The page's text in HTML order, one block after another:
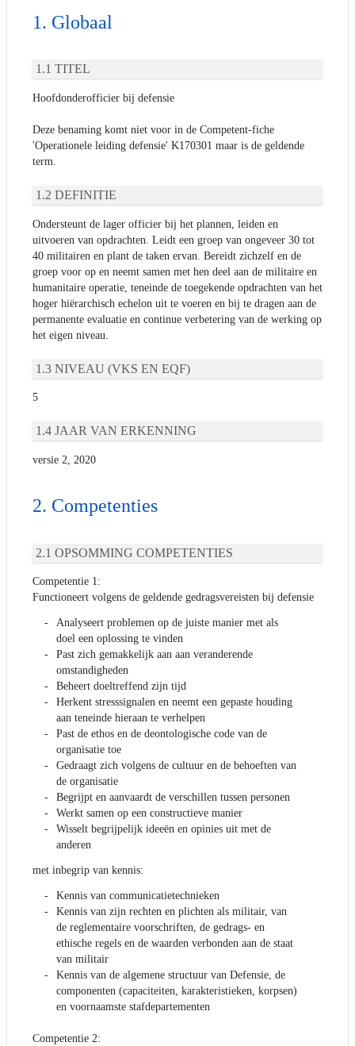
Globaal
TITEL
Hoofdonderofficier bij defensie
Deze benaming komt niet voor in de Competent-fiche
'Operationele leiding defensie' K170301 maar is de geldende
term.
DEFINITIE
Ondersteunt de lager officier bij het plannen, leiden en
uitvoeren van opdrachten. Leidt een groep van ongeveer 30 tot
40 militairen en plant de taken ervan. Bereidt zichzelf en de
groep voor op en neemt samen met hen deel aan de militaire en
humanitaire operatie, teneinde de toegekende opdrachten van het
hoger hiërarchisch echelon uit te voeren en bij te dragen aan de
permanente evaluatie en continue verbetering van de werking op
het eigen niveau.
NIVEAU (VKS EN EQF)
5
JAAR VAN ERKENNING
versie 2, 2020
Competenties
OPSOMMING COMPETENTIES
Competentie 1:
Functioneert volgens de geldende gedragsvereisten bij defensie
Analyseert problemen op de juiste manier met als
doel een oplossing te vinden
Past zich gemakkelijk aan aan veranderende
omstandigheden
Beheert doeltreffend zijn tijd
Herkent stresssignalen en neemt een gepaste houding
aan teneinde hieraan te verhelpen
Past de ethos en de deontologische code van de
organisatie toe
Gedraagt zich volgens de cultuur en de behoeften van
de organisatie
Begrijpt en aanvaardt de verschillen tussen personen
Werkt samen op een constructieve manier
Wisselt begrijpelijk ideeën en opinies uit met de
anderen
met inbegrip van kennis:
Kennis van communicatietechnieken
Kennis van zijn rechten en plichten als militair, van
de reglementaire voorschriften, de gedrags- en
ethische regels en de waarden verbonden aan de staat
van militair
Kennis van de algemene structuur van Defensie, de
componenten (capaciteiten, karakteristieken, korpsen)
en voornaamste stafdepartementen
Competentie 2: